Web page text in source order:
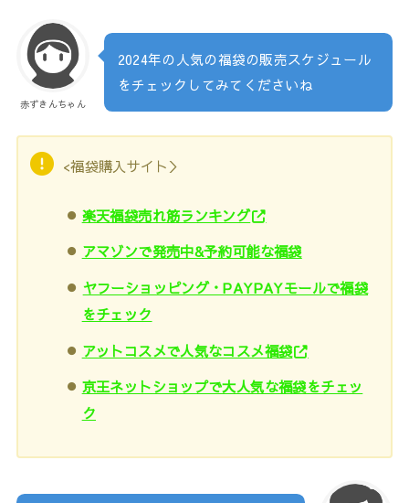
赤ずきんちゃん
2024年の人気の福袋の販売スケジュール
をチェックしてみてくださいね
<福袋購入サイト＞
楽天福袋売れ筋ランキング
アマゾンで発売中&予約可能な福袋
ヤフーショッピング・PAYPAYモールで福袋
をチェック
アットコスメで人気なコスメ福袋
京王ネットショップで大人気な福袋をチェッ
ク